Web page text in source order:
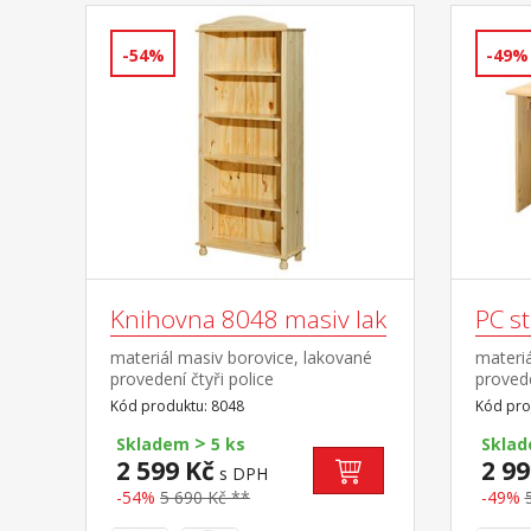
-54%
Knihovna 8048 masiv lak
materiál masiv borovice, lakované
provedení čtyři police
Kód produktu: 8048
Skladem > 5 ks
2 599 Kč s DPH
-54% 5 690 Kč **
-49%
PC
(š/h/
není
Kód
2
-49%